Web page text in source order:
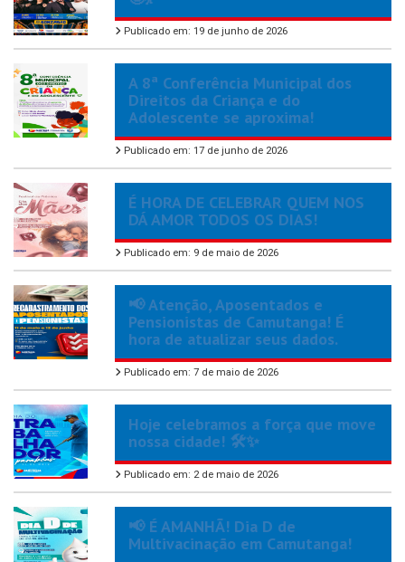
Publicado em: 19 de junho de 2026
A 8ª Conferência Municipal dos
Direitos da Criança e do
Adolescente se aproxima!
Publicado em: 17 de junho de 2026
É HORA DE CELEBRAR QUEM NOS
DÁ AMOR TODOS OS DIAS!
Publicado em: 9 de maio de 2026
📢 Atenção, Aposentados e
Pensionistas de Camutanga! É
hora de atualizar seus dados.
Publicado em: 7 de maio de 2026
Hoje celebramos a força que move
nossa cidade! 🛠️✨
Publicado em: 2 de maio de 2026
📢 É AMANHÃ! Dia D de
Multivacinação em Camutanga!